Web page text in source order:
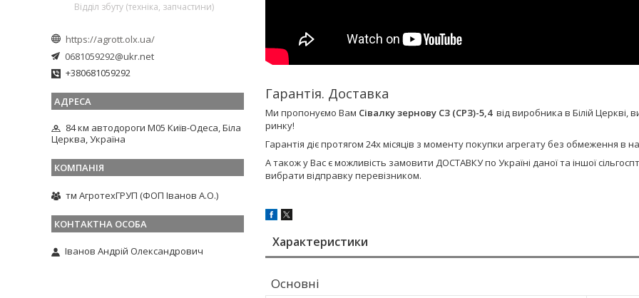
Гарантія. Доставка
Ми пропонуємо Вам Сівалку зернову СЗ (СРЗ)-5,4 від виробника в Білій
ринку!
Гарантія діє протягом 24х місяців з моменту покупки агрегату без обмеження в
А також у Вас є можливість замовити ДОСТАВКУ по Україні даної та іншої
вибрати відправку перевізником.
Характеристики
Основні
Відділ збуту (техніка, запчастини)
https://agrott.olx.ua/
0681059292@ukr.net
+380681059292
84 км автодороги М05 Київ-Одеса, Біла
Церква, Україна
тм АгротехГРУП (ФОП Іванов А.О.)
Іванов Андрій Олександрович